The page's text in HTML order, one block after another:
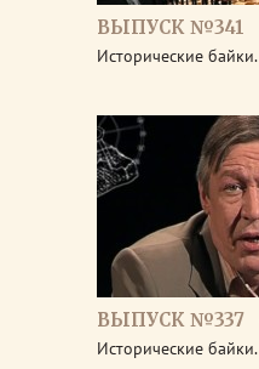
ВЫПУСК №341
Исторические
ВЫПУСК №337
Исторические